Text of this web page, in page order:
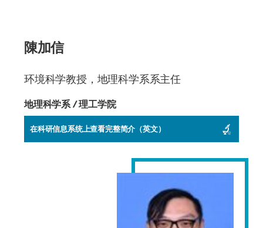
陳加信
环境科学教授，地理科学系系主任
地理科学系 / 理工学院
在科研信息系统上查看完整简介（英文）